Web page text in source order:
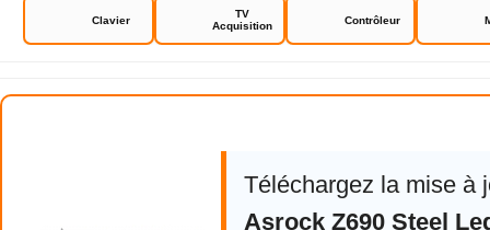
Clavier
TV
Acquisition
Contrôleur
Asrock Z690 Steel Legend
Téléchargez la mise à
Asrock Z690 Steel